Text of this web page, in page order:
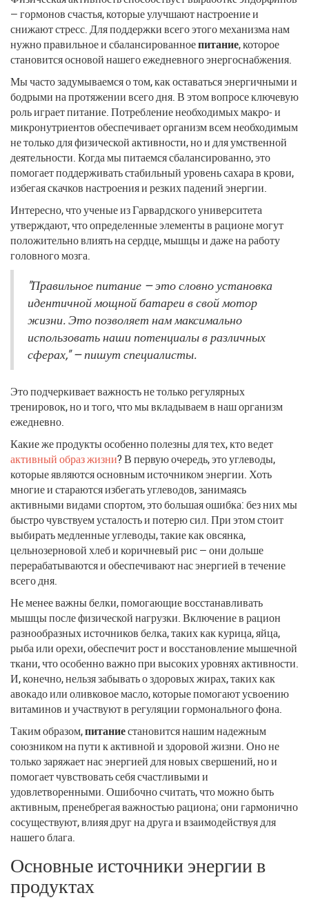
— гормонов счастья, которые улучшают настроение и
снижают стресс. Для поддержки всего этого механизма нам
нужно правильное и сбалансированноепитание, которое
становится основой нашего ежедневного энергоснабжения.
Мы часто задумываемся о том, как оставаться энергичными и
бодрыми на протяжении всего дня. В этом вопросе ключевую
роль играет питание. Потребление необходимых макро- и
микронутриентов обеспечивает организм всем необходимым
не только для физической активности, но и для умственной
деятельности. Когда мы питаемся сбалансированно, это
помогает поддерживать стабильный уровень сахара в крови,
избегая скачков настроения и резких падений энергии.
Интересно, что ученые из Гарвардского университета
утверждают, что определенные элементы в рационе могут
положительно влиять на сердце, мышцы и даже на работу
головного мозга.
"Правильное питание — это словно установка
идентичной мощной батареи в свой мотор
жизни. Это позволяет нам максимально
использовать наши потенциалы в различных
сферах," — пишут специалисты.
Это подчеркивает важность не только регулярных
тренировок, но и того, что мы вкладываем в наш организм
ежедневно.
Какие же продукты особенно полезны для тех, кто ведет
активный образ жизни? В первую очередь, это углеводы,
которые являются основным источником энергии. Хоть
многие и стараются избегать углеводов, занимаясь
активными видами спортом, это большая ошибка: без них мы
быстро чувствуем усталость и потерю сил. При этом стоит
выбирать медленные углеводы, такие как овсянка,
цельнозерновой хлеб и коричневый рис — они дольше
перерабатываются и обеспечивают нас энергией в течение
всего дня.
Не менее важны белки, помогающие восстанавливать
мышцы после физической нагрузки. Включение в рацион
разнообразных источников белка, таких как курица, яйца,
рыба или орехи, обеспечит рост и восстановление мышечной
ткани, что особенно важно при высоких уровнях активности.
И, конечно, нельзя забывать о здоровых жирах, таких как
авокадо или оливковое масло, которые помогают усвоению
витаминов и участвуют в регуляции гормонального фона.
Таким образом,питаниестановится нашим надежным
союзником на пути к активной и здоровой жизни. Оно не
только заряжает нас энергией для новых свершений, но и
помогает чувствовать себя счастливыми и
удовлетворенными. Ошибочно считать, что можно быть
активным, пренебрегая важностью рациона; они гармонично
сосуществуют, влияя друг на друга и взаимодействуя для
нашего блага.
Основные источники энергии в
продуктах